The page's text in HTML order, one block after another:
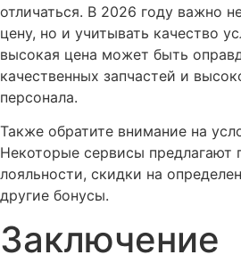
отличаться. В 2026 году важно
цену, но и учитывать качество
высокая цена может быть
качественных запчастей и
персонала.
Также обратите внимание на
Некоторые сервисы предлагают
лояльности, скидки на
другие бонусы.
Заключение